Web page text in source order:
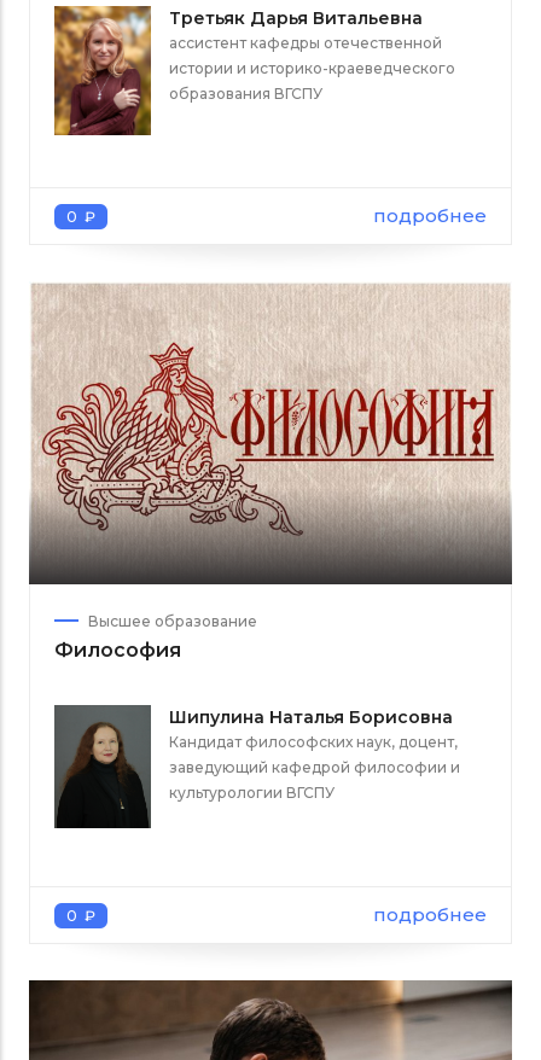
Третьяк Дарья Витальевна
ассистент кафедры отечественной
истории и историко-краеведческого
образования ВГСПУ
0 ₽ подробнее
Высшее образование
Философия
Шипулина Наталья Борисовна
Кандидат философских наук, доцент,
заведующий кафедрой философии и
культурологии ВГСПУ
0 ₽ подробнее